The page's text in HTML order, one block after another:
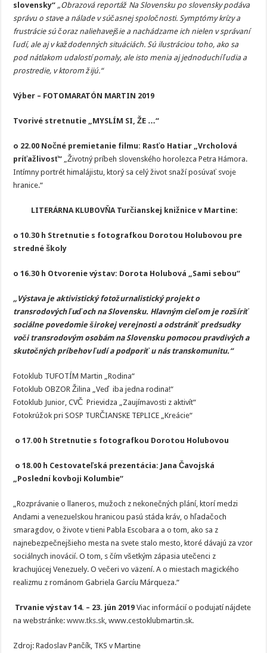
slovensky“ „Obrazová reportáž Na Slovensku po slovensky podáva
správu o stave a nálade v súčasnej spoločnosti. Symptómy krízy a
frustrácie sú čoraz naliehavejšie a nachádzame ich nielen v správaní
ľudí, ale aj v každodenných situáciách. Sú ilustráciou toho, ako sa
pod nátlakom udalostí pomaly, ale isto menia aj jednoduchí ľudia a
prostredie, v ktorom žijú.“
Výber – FOTOMARATÓN MARTIN 2019
Tvorivé stretnutie „MYSLÍM SI, ŽE …“
o 22.00 Nočné premietanie filmu: Rasťo Hatiar „Vrcholová
príťažlivosť“ „Životný príbeh slovenského horolezca Petra Hámora.
Intímny portrét himalájistu, ktorý sa celý život snaží posúvať svoje
hranice.“
LITERÁRNA KLUBOVŇA Turčianskej knižnice v Martine:
o 10.30 h Stretnutie s fotografkou Dorotou Holubovou pre
stredné školy
o 16.30 h Otvorenie výstav: Dorota Holubová „Sami sebou“
„Výstava je aktivistický fotožurnalistický projekt o
transrodových ľuďoch na Slovensku. Hlavným cieľom je rozšíriť
sociálne povedomie širokej verejnosti a odstrániť predsudky
voči transrodovým osobám na Slovensku pomocou pravdivých a
skutočných príbehov ľudí a podporiť u nás transkomunitu.“
Fotoklub TUFOTÍM Martin „Rodina“
Fotoklub OBZOR Žilina „Veď iba jedna rodina!“
Fotoklub Junior, CVČ Prievidza „Zaujímavosti z aktivít“
Fotokrúžok pri SOSP TURČIANSKE TEPLICE „Kreácie“
o 17.00 h Stretnutie s fotografkou Dorotou Holubovou
o 18.00 h Cestovateľská prezentácia: Jana Čavojská
„Poslední kovboji Kolumbie“
„Rozprávanie o llaneros, mužoch z nekonečných plání, ktorí medzi
Andami a venezuelskou hranicou pasú stáda kráv, o hľadačoch
smaragdov, o živote v tieni Pabla Escobara a o tom, ako sa z
najnebezpečnejšieho mesta na svete stalo mesto, ktoré dávajú za vzor
sociálnych inovácií. O tom, s čím všetkým zápasia utečenci z
krachujúcej Venezuely. O večeri vo väzení. A o miestach magického
realizmu z románom Gabriela Garcíu Márqueza.“
Trvanie výstav 14. – 23. jún 2019Viac informácií o podujatí nájdete
na webstránke:www.tks.sk, www.cestoklubmartin.sk.
Zdroj: Radoslav Pančík, TKS v Martine